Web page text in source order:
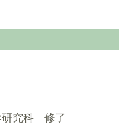
研究科 修了